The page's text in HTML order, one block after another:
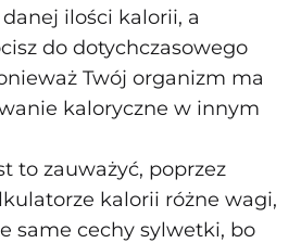
ilości kalorii, a
do dotychczasowego
Twój organizm ma
kaloryczne w innym
to zauważyć, poprzez
kalorii różne wagi,
same cechy sylwetki, bo